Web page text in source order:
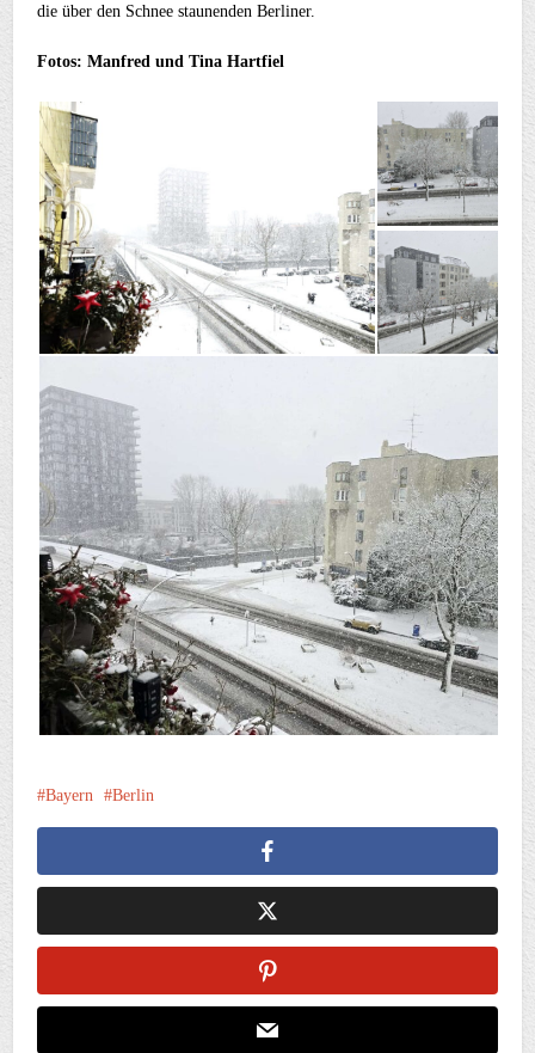
die über den Schnee staunenden Berliner.
Fotos: Manfred und Tina Hartfiel
Bayern Berlin